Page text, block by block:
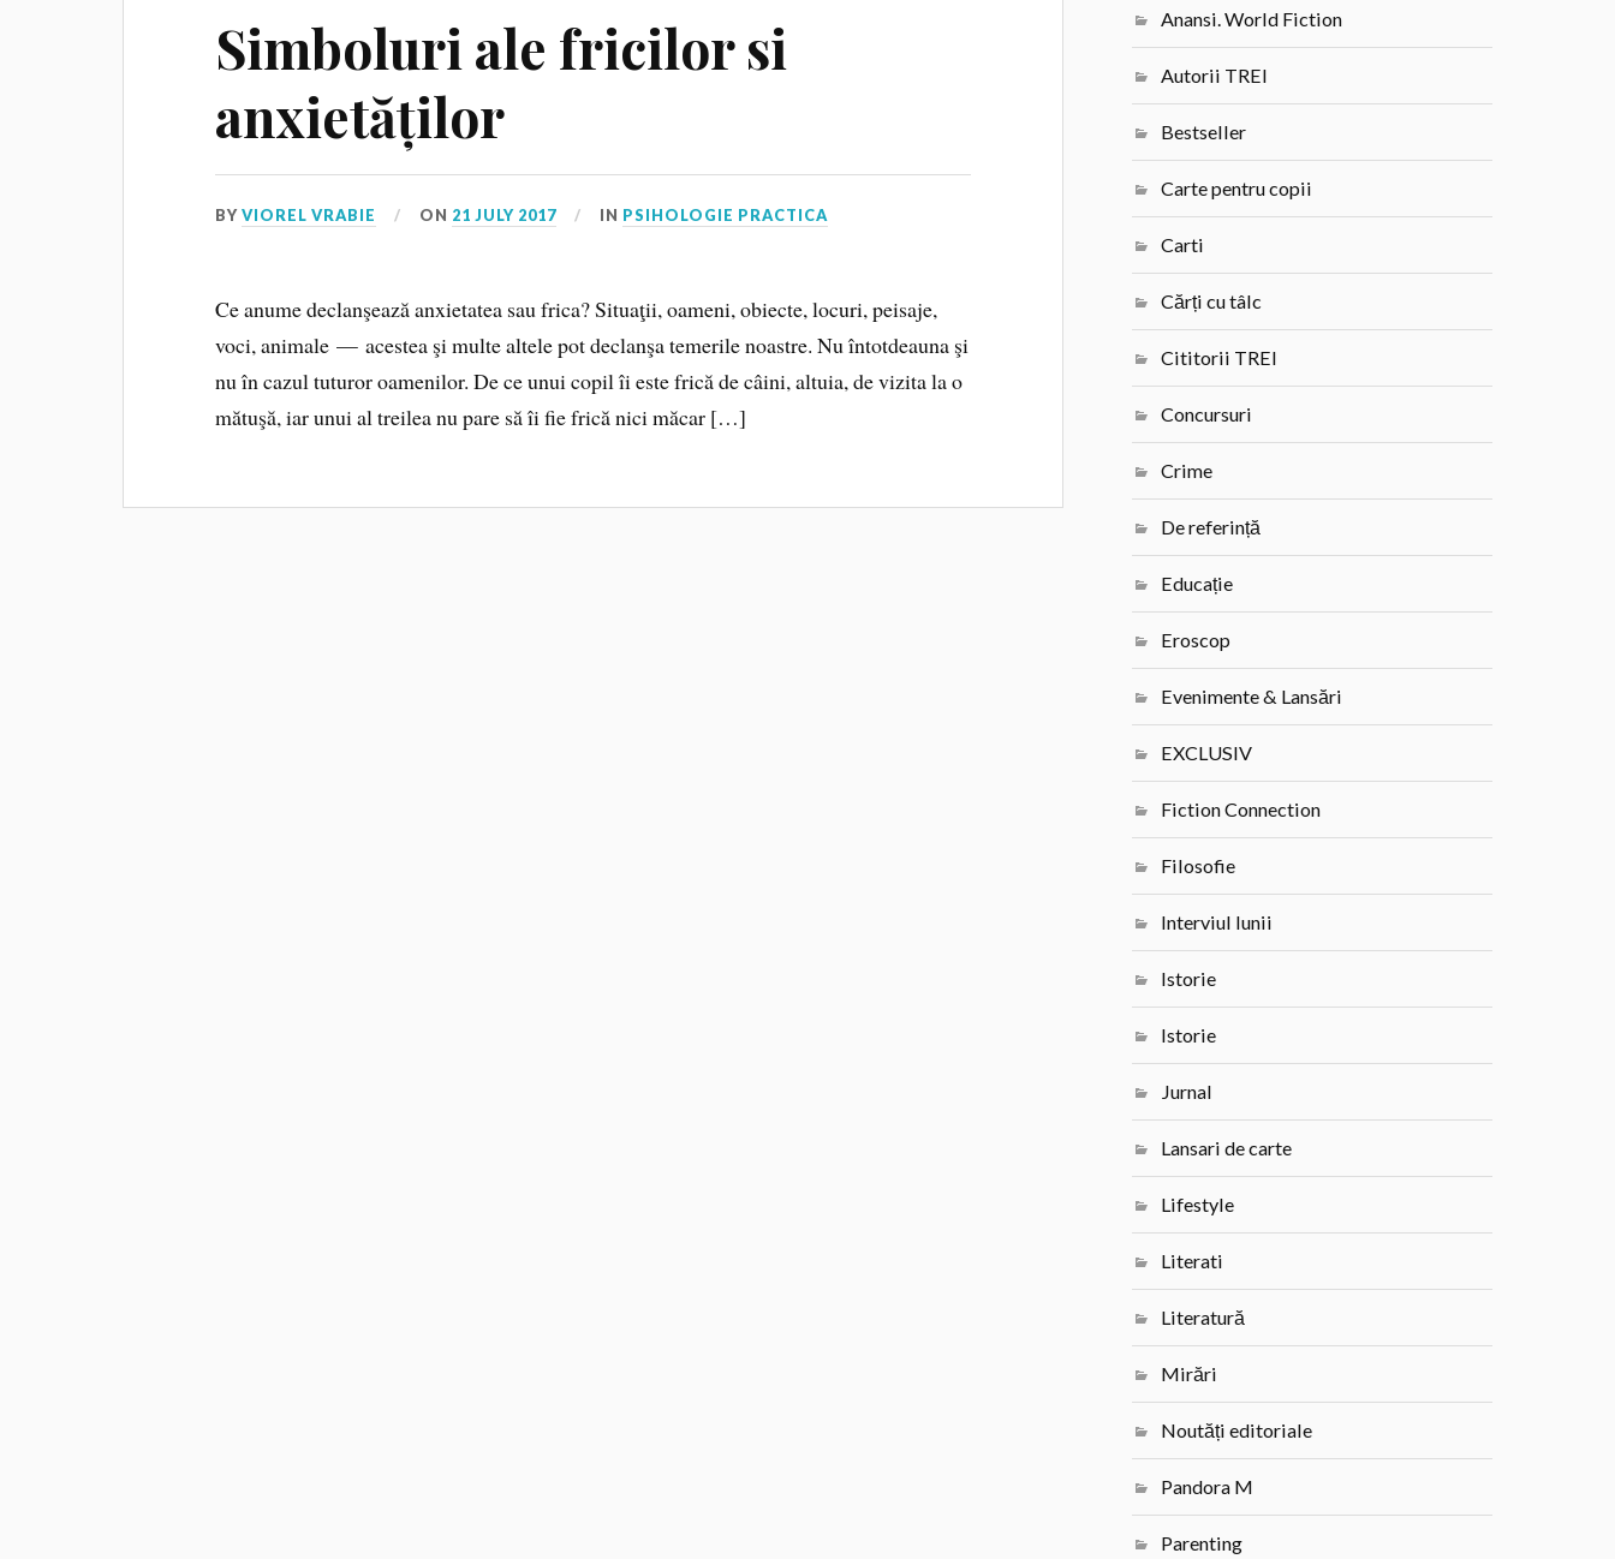
Simboluri ale fricilor si
anxietăților
BYVIOREL VRABIE ON 21 JULY 2017 IN PSIHOLOGIE PRACTICA
Ce anume declanşează anxietatea sau frica? Situaţii, oameni, obiecte, locuri, peisaje,
voci, animale — acestea şi multe altele pot declanşa temerile noastre. Nu întotdeauna şi
nu în cazul tuturor oamenilor. De ce unui copil îi este frică de câini, altuia, de vizita la o
mătuşă, iar unui al treilea nu pare să îi fie frică nici măcar […]
Anansi. World Fiction
Autorii TREI
Bestseller
Carte pentru copii
Carti
Cărți cu tâlc
Cititorii TREI
Concursuri
Crime
De referință
Educație
Eroscop
Evenimente & Lansări
EXCLUSIV
Fiction Connection
Filosofie
Interviul lunii
Istorie
Istorie
Jurnal
Lansari de carte
Lifestyle
Literati
Literatură
Mirări
Noutăți editoriale
Pandora M
Parenting